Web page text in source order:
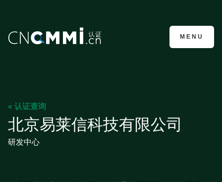
CMMI认证咨询
MENU
« 认证查询
北京易莱信科技有限公司
研发中心